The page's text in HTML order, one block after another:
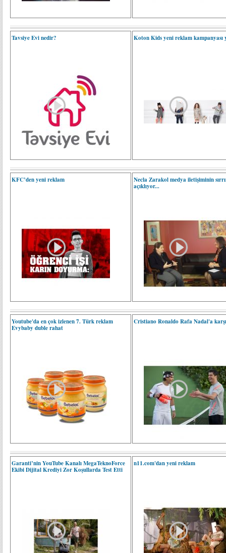
Tavsiye Evi nedir? Koton Kids yeni reklam kampanyası
KFC’den yeni reklam
Necla Zarakol medya iletişiminin
açıklıyor...
Youtube'da en çok izlenen 7. Türk reklam
Evybaby duble rahat
Cristiano Ronaldo Rafa Nadal'a
Garanti’nin YouTube Kanalı MegaTeknoForce
Ekibi Dijital Krediyi Zor Koşullarda Test Etti
n11.com'dan yeni reklam